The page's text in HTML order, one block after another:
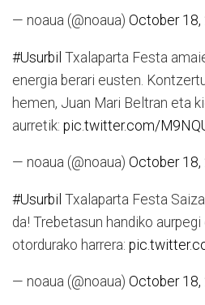
— noaua (@noaua) October 18,
#Usurbil Txalaparta Festa
energia berari eusten.
hemen, Juan Mari Beltran eta
aurretik: pic.twitter.com/
— noaua (@noaua) October 18,
#Usurbil Txalaparta Festa
da! Trebetasun handiko
otordurako harrera:
— noaua (@noaua) October 18,